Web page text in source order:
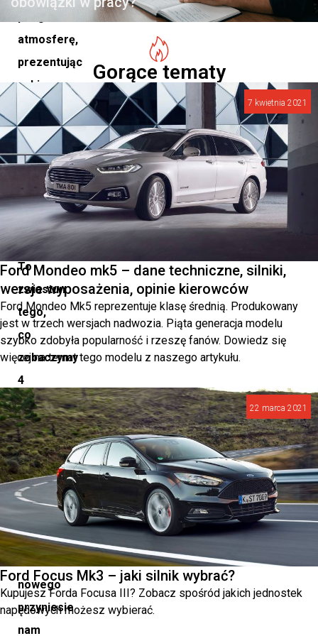
atmosferę,
prezentując
szkice,
które
ujawniają
dynamiczny
emocjonujący
design
nadwozia.
To
zwiastun
tego,
co
zobaczymy
4
października.
Zanurzmy
się
w
detale,
aby
odkryć,
co
nowego
przyniesie
nam
Gorące tematy
7 kwietnia 2021
Ford Mondeo mk5 – dane techniczne, silniki,
wersje wyposażenia, opinie kierowców
Ford Mondeo Mk5 reprezentuje klasę średnią. Produkowany
jest w trzech wersjach nadwozia. Piąta generacja modelu
szybko zdobyła popularność i rzeszę fanów. Dowiedz się
więcej na temat tego modelu z naszego artykułu.
22 marca 2021
Ford Focus Mk3 – jaki silnik wybrać?
Kupujesz Forda Focusa III? Zobacz spośród jakich jednostek
napędowych możesz wybierać.